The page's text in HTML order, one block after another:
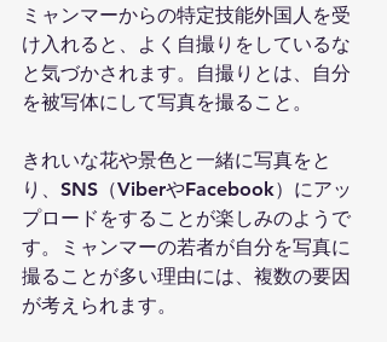
ミャンマーからの特定技能外国人を受
け入れると、よく自撮りをしているな
と気づかされます。自撮りとは、自分
を被写体にして写真を撮ること。
きれいな花や景色と一緒に写真をと
り、SNS（ViberやFacebook）にアッ
プロードをすることが楽しみのようで
す。ミャンマーの若者が自分を写真に
撮ることが多い理由には、複数の要因
が考えられます。